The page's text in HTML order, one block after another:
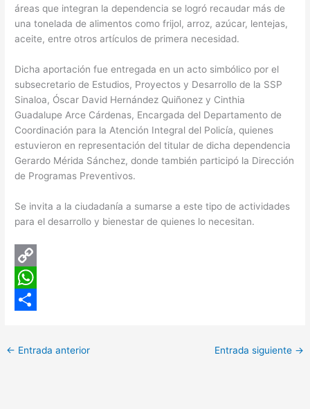
áreas que integran la dependencia se logró recaudar más de
una tonelada de alimentos como frijol, arroz, azúcar, lentejas,
aceite, entre otros artículos de primera necesidad.
Dicha aportación fue entregada en un acto simbólico por el
subsecretario de Estudios, Proyectos y Desarrollo de la SSP
Sinaloa, Óscar David Hernández Quiñonez y Cinthia
Guadalupe Arce Cárdenas, Encargada del Departamento de
Coordinación para la Atención Integral del Policía, quienes
estuvieron en representación del titular de dicha dependencia
Gerardo Mérida Sánchez, donde también participó la Dirección
de Programas Preventivos.
Se invita a la ciudadanía a sumarse a este tipo de actividades
para el desarrollo y bienestar de quienes lo necesitan.
C
oW
← Entrada anterior Entrada siguiente →